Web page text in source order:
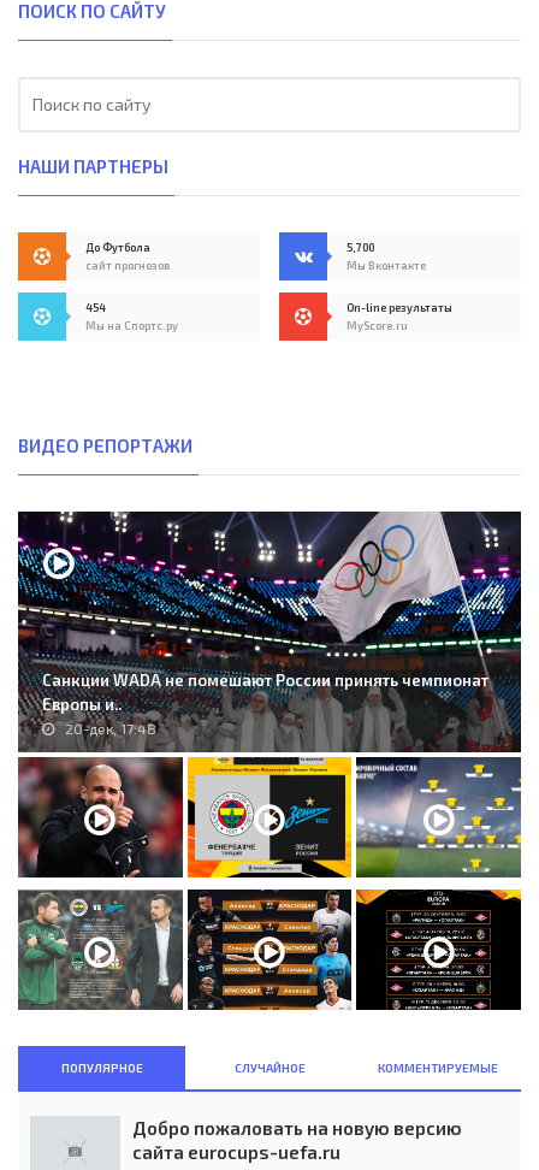
ПОИСК ПО САЙТУ
НАШИ ПАРТНЕРЫ
До Футбола
сайт прогнозов
5,700
Мы Вконтакте
454
Мы на Спортс.ру
On-line результаты
MyScore.ru
ВИДЕО РЕПОРТАЖИ
Санкции WADA не помешают России принять чемпионат
Европы и..
20-дек, 17:48
ПОПУЛЯРНОЕ СЛУЧАЙНОЕ КОММЕНТИРУЕМЫЕ
Добро пожаловать на новую версию
сайта eurocups-uefa.ru